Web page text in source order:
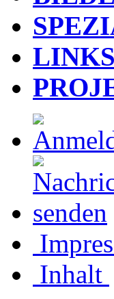
LINKS
Inhalt